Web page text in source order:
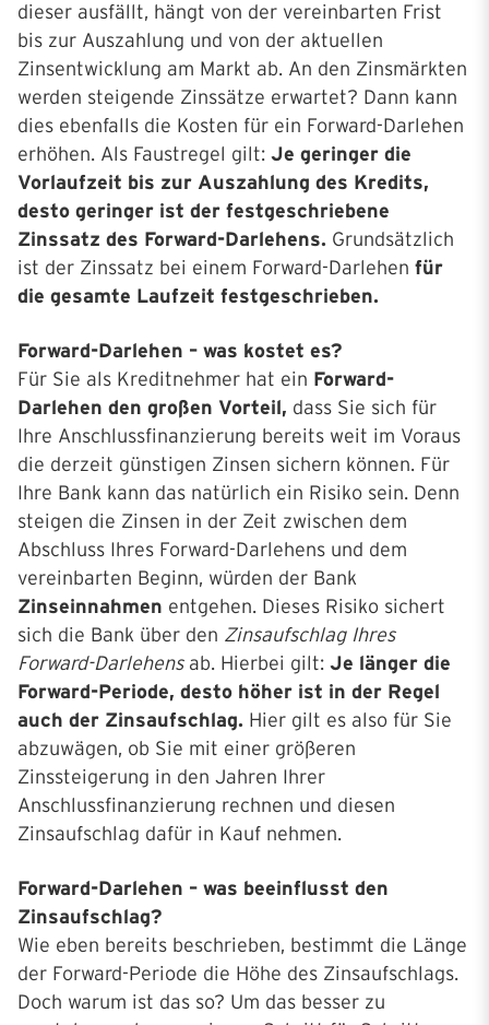
dieser ausfällt, hängt von der vereinbarten Frist
bis zur Auszahlung und von der aktuellen
Zinsentwicklung am Markt ab. An den Zinsmärkten
werden steigende Zinssätze erwartet? Dann kann
dies ebenfalls die Kosten für ein Forward-Darlehen
erhöhen. Als Faustregel gilt: Je geringer die
Vorlaufzeit bis zur Auszahlung des Kredits,
desto geringer ist der festgeschriebene
Zinssatz des Forward-Darlehens. Grundsätzlich
ist der Zinssatz bei einem Forward-Darlehen für
die gesamte Laufzeit festgeschrieben.
Forward-Darlehen – was kostet es?
Für Sie als Kreditnehmer hat ein Forward-
Darlehen den großen Vorteil, dass Sie sich für
Ihre Anschlussfinanzierung bereits weit im Voraus
die derzeit günstigen Zinsen sichern können. Für
Ihre Bank kann das natürlich ein Risiko sein. Denn
steigen die Zinsen in der Zeit zwischen dem
Abschluss Ihres Forward-Darlehens und dem
vereinbarten Beginn, würden der Bank
Zinseinnahmen entgehen. Dieses Risiko sichert
sich die Bank über den Zinsaufschlag Ihres
Forward-Darlehensab. Hierbei gilt: Je länger die
Forward-Periode, desto höher ist in der Regel
auch der Zinsaufschlag. Hier gilt es also für Sie
abzuwägen, ob Sie mit einer größeren
Zinssteigerung in den Jahren Ihrer
Anschlussfinanzierung rechnen und diesen
Zinsaufschlag dafür in Kauf nehmen.
Forward-Darlehen – was beeinflusst den
Zinsaufschlag?
Wie eben bereits beschrieben, bestimmt die Länge
der Forward-Periode die Höhe des Zinsaufschlags.
Doch warum ist das so? Um das besser zu